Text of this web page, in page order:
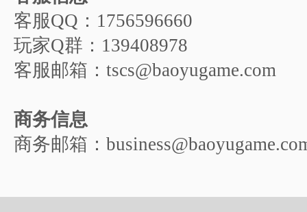
客服QQ：1756596660
玩家Q群：139408978
客服邮箱：tscs@baoyugame.com
商务信息
商务邮箱：